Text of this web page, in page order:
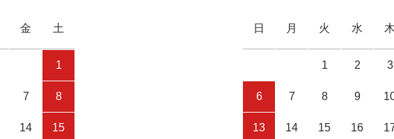
金 土
1
7 8
14 15
日 月 火 水 木
1 2 3
6 7 8 9
13 14 15 16